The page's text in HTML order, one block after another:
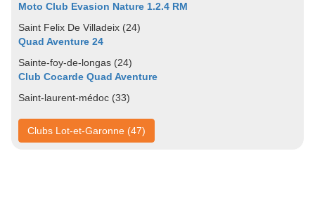
Moto Club Evasion Nature 1.2.4 RM
Saint Felix De Villadeix (24)
Quad Aventure 24
Sainte-foy-de-longas (24)
Club Cocarde Quad Aventure
Saint-laurent-médoc (33)
Clubs Lot-et-Garonne (47)